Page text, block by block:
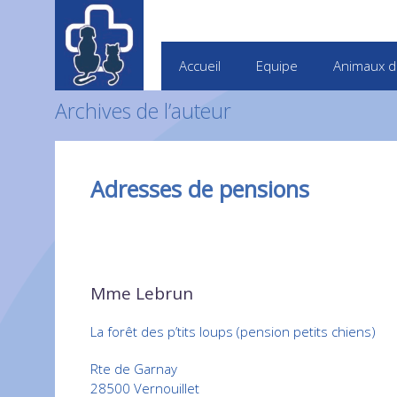
Accueil Equipe Animaux
Archives de l’auteur
Adresses de pensions
Mme Lebrun
La forêt des p’tits loups (pension petits chiens)
Rte de Garnay
28500 Vernouillet